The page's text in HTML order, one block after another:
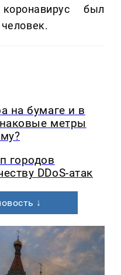
был
на бумаге и в
метры
городов
DDoS-атак
↓